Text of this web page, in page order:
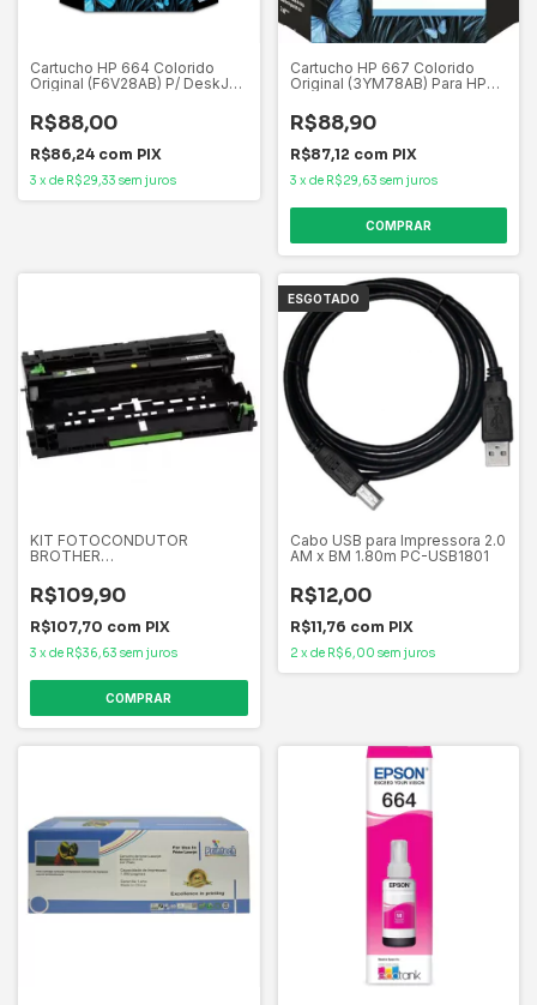
Cartucho HP 664 Colorido
Original (F6V28AB) P/ DeskJet
3635, 2675, 3775, 3785, 3787,
3789
R$88,00
R$86,24 com PIX
3 x de R$29,33 sem juros
Cartucho HP 667 Colorido
Original (3YM78AB) Para HP
2776, 6476, HP - CX 1 UN
R$88,90
R$87,12 com PIX
3 x de R$29,63 sem juros
KIT FOTOCONDUTOR
BROTHER
20K DCP-L5652DN DCP-L5652
DCPL5652, DCPL5602DN
DCP-L5602DN DCP-L5602 D
R$109,90
R$107,70 com PIX
3 x de R$36,63 sem juros
ESGOTADO
Cabo USB para Impressora 2.0
AM x BM 1.80m PC-USB1801
R$12,00
R$11,76 com PIX
2 x de R$6,00 sem juros